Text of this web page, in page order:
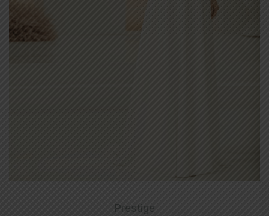
Prestige